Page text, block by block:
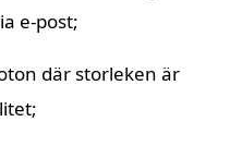
e-post;
där storleken är